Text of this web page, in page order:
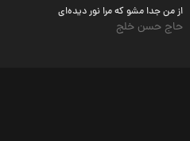
از من جدا مشو که مرا نور دیده‌ای
حاج حسن خلج